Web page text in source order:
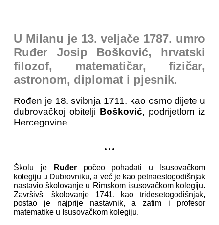
U Milanu je 13. veljače 1787. umro
Ruđer Josip Bošković, hrvatski
filozof, matematičar, fizičar,
astronom, diplomat i pjesnik.
Rođen je 18. svibnja 1711. kao osmo dijete u
dubrovačkoj obitelji Bošković, podrijetlom iz
Hercegovine.
...
Školu je Ruđer počeo pohađati u Isusovačkom
kolegiju u Dubrovniku, a već je kao petnaestogodišnjak
nastavio školovanje u Rimskom isusovačkom kolegiju.
Završivši školovanje 1741. kao tridesetogodišnjak,
postao je najprije nastavnik, a zatim i profesor
matematike u Isusovačkom kolegiju.